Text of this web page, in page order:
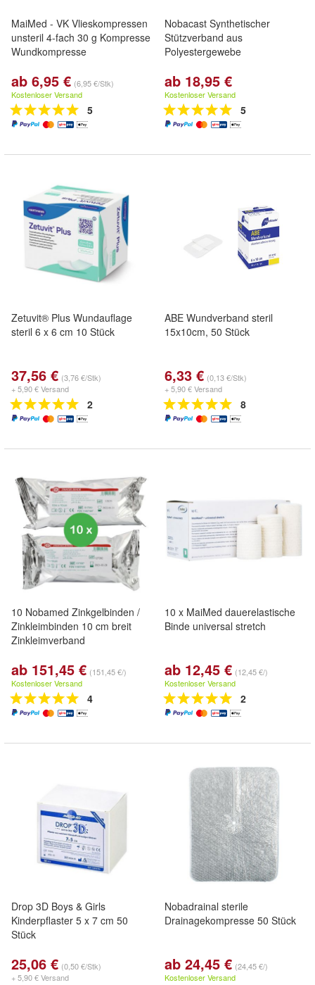
MaiMed - VK Vlieskompressen
unsteril 4-fach 30 g Kompresse
Wundkompresse
ab 6,95 € (6,95 €/Stk)
Kostenloser Versand
5
Nobacast Synthetischer
Stützverband aus
Polyestergewebe
ab 18,95 €
Kostenloser Versand
5
Zetuvit® Plus Wundauflage
steril 6 x 6 cm 10 Stück
37,56 € (3,76 €/Stk)
+ 5,90 € Versand
2
ABE Wundverband steril
15x10cm, 50 Stück
6,33 € (0,13 €/Stk)
+ 5,90 € Versand
8
10 Nobamed Zinkgelbinden /
Zinkleimbinden 10 cm breit
Zinkleimverband
ab 151,45 € (151,45 €/)
Kostenloser Versand
4
10 x MaiMed dauerelastische
Binde universal stretch
ab 12,45 € (12,45 €/)
Kostenloser Versand
2
Drop 3D Boys & Girls
Kinderpflaster 5 x 7 cm 50
Stück
25,06 € (0,50 €/Stk)
+ 5,90 € Versand
Nobadrainal sterile
Drainagekompresse 50 Stück
ab 24,45 € (24,45 €/)
Kostenloser Versand